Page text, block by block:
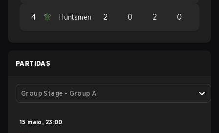
4 Huntsmen 2 0 2 0
PARTIDAS
Group Stage - Group A
15 maio , 23:00